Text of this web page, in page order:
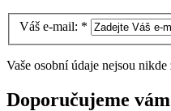
Váš e-mail: *
Vaše osobní údaje nejsou
Doporučujeme vám